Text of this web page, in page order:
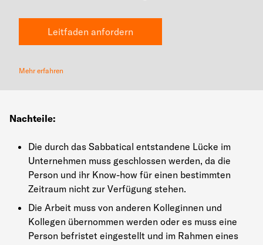
Leitfaden anfordern
Mehr erfahren
Nachteile:
Die durch das Sabbatical entstandene Lücke im
Unternehmen muss geschlossen werden, da die
Person und ihr Know-how für einen bestimmten
Zeitraum nicht zur Verfügung stehen.
Die Arbeit muss von anderen Kolleginnen und
Kollegen übernommen werden oder es muss eine
Person befristet eingestellt und im Rahmen eines